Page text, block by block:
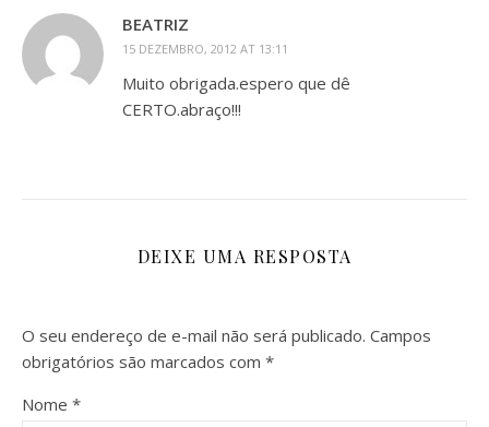
BEATRIZ
15 DEZEMBRO, 2012 AT 13:11
Muito obrigada.espero que dê
CERTO.abraço!!!
DEIXE UMA RESPOSTA
O seu endereço de e-mail não será publicado. Campos
obrigatórios são marcados com *
Nome *